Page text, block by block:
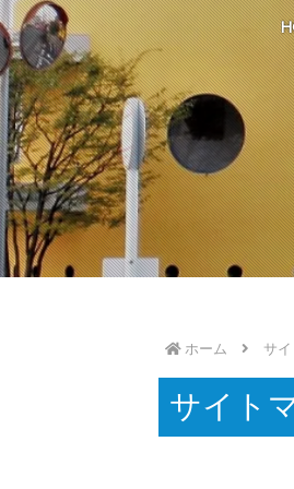
ホーム サ
サイト